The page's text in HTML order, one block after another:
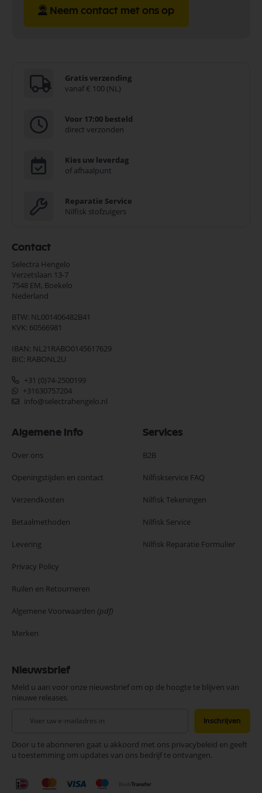
Neem contact met ons op
Gratis verzending
vanaf € 100 (NL)
Voor 17:00 besteld
direct verzonden
Kies uw leverdag
of afhaalpunt
Reparatie Service
Nilfisk stofzuigers
Contact
Selectra Hengelo
Verzetslaan 13-7
7548 EM, Boekelo
Nederland
BTW: NL001406482B41
KVK: 60566981
IBAN: NL21RABO0145617629
BIC: RABONL2U
+31 (0)74-2500199
+31630757204
info@selectrahengelo.nl
Algemene Info
Over ons
Openingstijden en contact
Verzendkosten
Betaalmethoden
Levering
Privacy Policy
Ruilen en Retourneren
Algemene Voorwaarden (pdf)
Merken
Services
B2B
Nilfiskservice FAQ
Nilfisk Tekeningen
Nilfisk Service
Nilfisk Reparatie Formulier
Nieuwsbrief
Meld u aan voor onze nieuwsbrief om op de hoogte te blijven van
nieuwe releases.
onze
nieuwsbrief
Inschrijven
Door u te abonneren gaat u akkoord met ons privacybeleid en geeft
u toestemming om updates van ons bedrijf te ontvangen.